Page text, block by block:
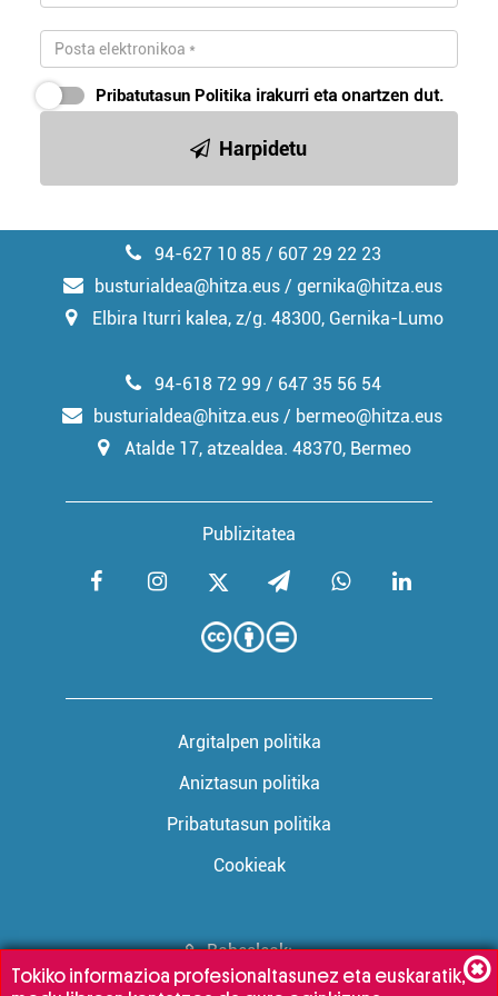
Pribatutasun Politika irakurri eta onartzen dut.
Harpidetu
94-627 10 85 / 607 29 22 23
busturialdea@hitza.eus / gernika@hitza.eus
Elbira Iturri kalea, z/g. 48300, Gernika-Lumo
Publizitatea
94-618 72 99 / 647 35 56 54
busturialdea@hitza.eus / bermeo@hitza.eus
Atalde 17, atzealdea. 48370, Bermeo
Argitalpen politika
Aniztasun politika
Pribatutasun politika
Cookieak
Babesleak:
Tokiko informazioa profesionaltasunez eta euskaratik,